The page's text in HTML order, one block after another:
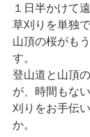
１日半かけて
草刈りを単独
山頂の桜がも
す。
登山道と山頂
が、時間もな
刈りをお手伝
か。